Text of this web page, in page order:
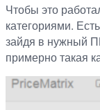
Чтобы это
категориями.
зайдя в нужный
примерно такая